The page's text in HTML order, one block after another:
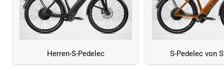
Herren-S-Pedelec S-Pedelec von